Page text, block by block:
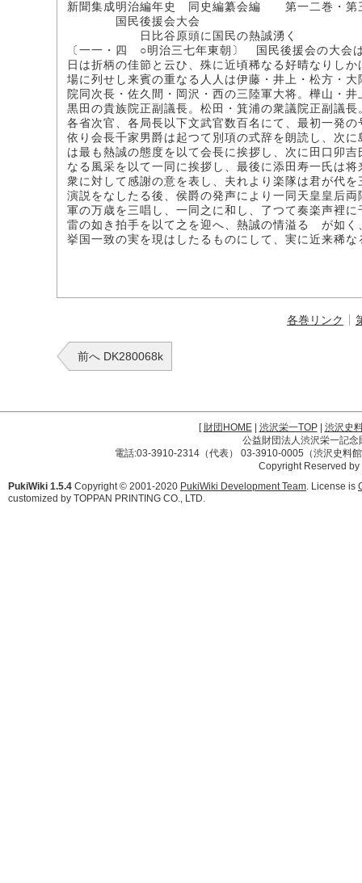
新聞集成明治編年史 同史編纂会編 第一二巻・第
国民後援会大会
日比谷原頭に国民の熱誠湧く
〔一一・四 ○明治三七年東朝〕 国民後援会の大会
日は折柄の佳節と云ひ、殊に近頃稀なる好晴なりし
場に列せし来賓の重なる人人は伊藤・井上・松方・
院同次長・佐久間・岡沢・西の三陸軍大将。樺山・
黒田の貴族院正副議長。松田・箕浦の衆議院正副議
各省次官、各局長以下文武官数百名にて、最初一発
依り会長千家男爵は起つて別項の式辞を朗読し、次
は最も熱誠の態度を以て会長に挨拶し、次に田口卯
なる風采を以て一同に挨拶し、最後に添田寿一氏は
衆に対して感謝の意を表し、夫れより楽隊は君が代
演説をなしたる後、侯爵の発声により一同天皇皇后
軍の万歳を三唱し、一同之に和し、了つて奏楽声裡
雷の如き拍手を以て之を迎へ、熱誠の情溢るゝが如
挙国一致の実を現はしたるものにして、実に近来稀な
各巻リンク
前へ DK280068k
[財団HOME| 渋沢栄一TOP| 渋沢史
公益財団法人渋沢栄一記
電話:03-3910-2314（代表） 03-3910-0005（渋沢史料
Copyright Reserved
PukiWiki 1.5.4 Copyright © 2001-2020 PukiWiki Development Team. License is
customized by TOPPAN PRINTING CO., LTD.